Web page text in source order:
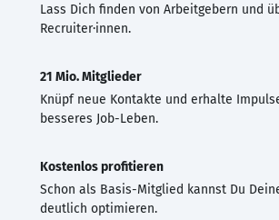
Lass Dich finden von Arbeitgebern und
Recruiter·innen.
21 Mio. Mitglieder
Knüpf neue Kontakte und erhalte
besseres Job-Leben.
Kostenlos profitieren
Schon als Basis-Mitglied kannst Du
deutlich optimieren.